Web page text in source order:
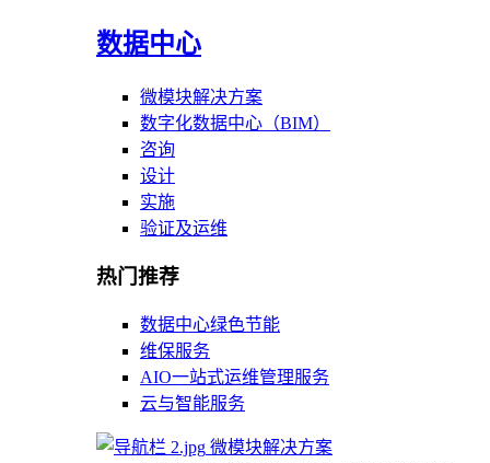
数据中心
微模块解决方案
数字化数据中心（BIM）
咨询
设计
实施
验证及运维
热门推荐
数据中心绿色节能
维保服务
AIO一站式运维管理服务
云与智能服务
微模块解决方案